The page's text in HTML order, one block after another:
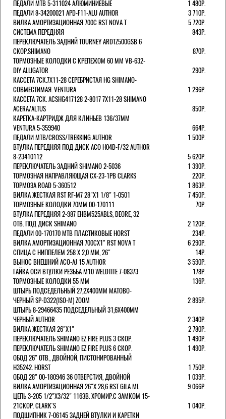
ПЕДАЛИ MTB 5-311024 АЛЮМИНИЕВЫЕ
1 480Р.
ПЕДАЛИ 8-34200021 APD-F11-ALU AUTHOR
3 710Р.
ВИЛКА АМОРТИЗАЦИОННАЯ 700С RST NOVA T
5 720Р.
СИСТЕМА ПЕРЕДНЯЯ
843Р.
ПЕРЕКЛЮЧАТЕЛЬ ЗАДНИЙ TOURNEY ARDTZ500GSB 6
СКОР.SHIMANO
870Р.
ТОРМОЗНЫЕ КОЛОДКИ С КРЕПЕЖОМ 60 ММ VB-632-
DIY ALLIGATOR
290Р.
КАССЕТА 7СК.7Х11-28 СЕРЕБРИСТАЯ HG SHIMANO-
СОВМЕСТИМАЯ. VENTURA
1 296Р.
КАССЕТА 7СК. ACSHG417128 2-8017 7Х11-28 SHIMANO
ACERA/ALTUS
850Р.
КАРЕТКА-КАРТРИДЖ ДЛЯ КЛИНЬЕВ 136/37ММ
VENTURA 5-359940
664Р.
ПЕДАЛИ MTB/CROSS/TREKKING AUTHOR
1 500Р.
ВТУЛКА ПЕРЕДНЯЯ ПОД ДИСК ACO H04D-F/32 AUTHOR
8-23410112
5 620Р.
ПЕРЕКЛЮЧАТЕЛЬ ЗАДНИЙ SHIMANO 2-5036
1 390Р.
ТОРМОЗНАЯ НАПРАВЛЯЮЩАЯ CX-23-1PB CLARKS
220Р.
ТОРМОЗА ROAD 5-360512
1 863Р.
ВИЛКА ЖЕСТКАЯ RST RF-M7 28"Х1 1/8" 1-0501
7 450Р.
ТОРМОЗНЫЕ КОЛОДКИ 70ММ 00-170111
70Р.
ВТУЛКА ПЕРЕДНЯЯ 2-987 EHBM525ABLS, DEORE, 32
ОТВ. ПОД ДИСК SHIMANO
2 120Р.
ПЕДАЛИ 00-170170 МТВ ПЛАСТИКОВЫЕ HORST
234Р.
ВИЛКА АМОРТИЗАЦИОННАЯ 700СХ1" RST NOVA T
6 290Р.
СПИЦА С НИППЕЛЕМ 258 Х 2,0 ММ, 26"
14Р.
ВЫНОС ВНЕШНИЙ ACO-AJ 15 AUTHOR
3 590Р.
ГАЙКА ОСИ ВТУЛКИ РЕЗЬБА М10 WELDTITE 7-08373
178Р.
ТОРМОЗНЫЕ КОЛОДКИ 55 ММ
136Р.
ШТЫРЬ ПОДСЕДЕЛЬНЫЙ 27,2Х400ММ МАТОВО-
ЧЕРНЫЙ SP-D322(ISO-M) ZOOM
2 895Р.
ШТЫРЬ 8-29466435 ПОДСЕДЕЛЬНЫЙ 31,6X400ММ
ЧЕРНЫЙ AUTHOR
2 340Р.
ВИЛКА ЖЕСТКАЯ 26"Х1"
2 780Р.
ПЕРЕКЛЮЧАТЕЛЬ SHIMANO EZ FIRE PLUS 3 СКОР.
1 490Р.
ПЕРЕКЛЮЧАТЕЛЬ SHIMANO EZ FIRE PLUS 6 СКОР.
1 490Р.
ОБОД 26" ОТВ., ДВОЙНОЙ, ПИСТОНИРОВАННЫЙ
H35242. HORST
1 750Р.
ОБОД 28" 00-180946 36 ОТВЕРСТИЯ, ДВОЙНОЙ
1 039Р.
ВИЛКА АМОРТИЗАЦИОННАЯ 26"Х 28,6 RST GILA ML
9 066Р.
ЦЕПЬ 3-205 1/2"X3/32" 116ЗВ. ХРОМИР.С ЗАМКОМ 15-
21СКОР. CLARK`S
1 040Р.
ПОДШИПНИК 7-06145 ЗАДНЕЙ ВТУЛКИ И КАРЕТКИ